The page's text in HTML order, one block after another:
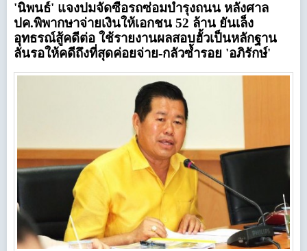
'นิพนธ์' แจงปมจัดซื้อรถซ่อมบำรุงถนน หลังศาล
ปค.พิพากษาจ่ายเงินให้เอกชน 52 ล้าน ยันเล็ง
อุทธรณ์สู้คดีต่อ ใช้รายงานผลสอบฮั้วเป็นหลักฐาน
ลั่นรอให้คดีถึงที่สุดค่อยจ่าย-กลัวซ้ำรอย 'อภิรักษ์'